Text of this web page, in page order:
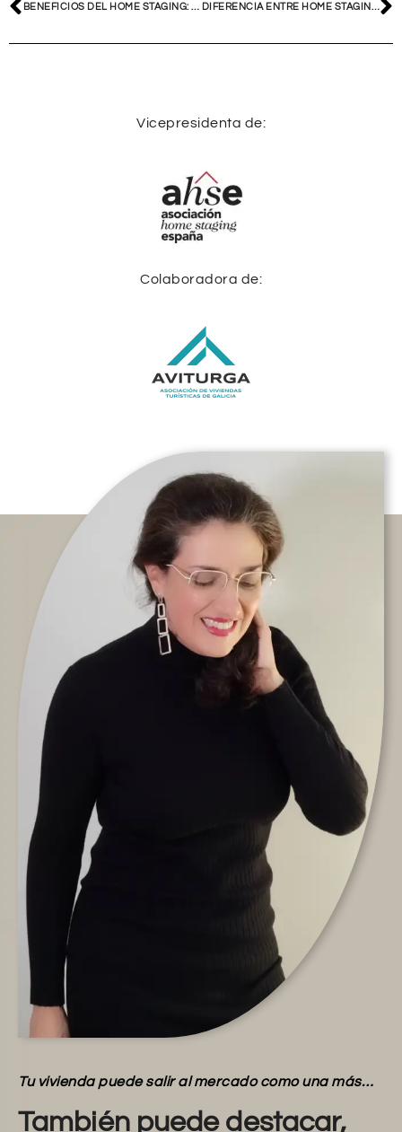
BENEFICIOS DEL HOME STAGING: POR QUÉ TRANSFORMAR TU CASA EN UN PRODUCTO ES LA CLAVE DEL ÉXITO DIFERENCIA ENTRE HOME STAGING Y DECORACIÓN: ¿QUÉ NECESITAS REALMENTE PARA VENDER?
Vicepresidenta de:
Colaboradora de:
Tu vivienda puede salir al mercado como una más…
También puede destacar,